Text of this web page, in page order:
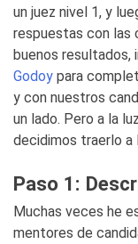
un juez nivel 1, y
respuestas con las
buenos resultados,
Godoy para
y con nuestros
un lado. Pero a la
decidimos traerlo a
Paso 1:
Muchas veces he
mentores de